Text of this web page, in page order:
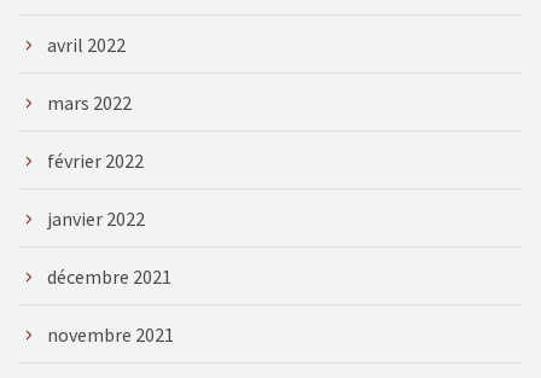
avril 2022
mars 2022
février 2022
janvier 2022
décembre 2021
novembre 2021